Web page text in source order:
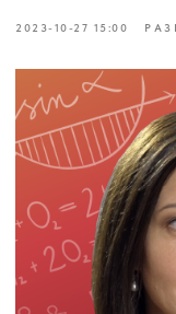
2023-10-27 15:00